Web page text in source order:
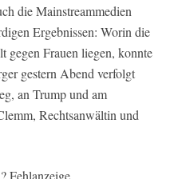
die Mainstreammedien
Ergebnissen: Worin die
gegen Frauen liegen, konnte
gestern Abend verfolgt
an Trump und am
Rechtsanwältin und
Fehlanzeige.